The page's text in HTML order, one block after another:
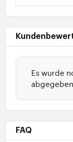
Es wurde
FAQ